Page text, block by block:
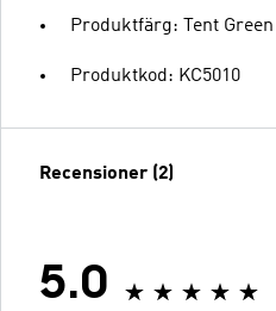
Produktfärg: Tent Green
Produktkod: KC5010
Recensioner (2)
5.0